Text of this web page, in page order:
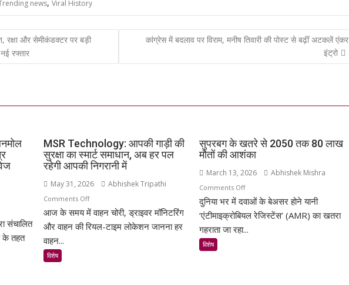
news, Viral History
रक्षा और सेमीकंडक्टर पर बड़ी
रफ्तार
कांग्रेस में बदलाव पर विराम, मनीष तिवारी की पोस्ट से बढ़ीं अटकलें एंकर
इंट्रो
संचालित
के तहत
MSR Technology: आपकी गाड़ी की
सुरक्षा का स्मार्ट समाधान, अब हर पल
रहेगी आपकी निगरानी में
May 31, 2026 Abhishek Tripathi
Comments Offon
MSR
Technology:
आज के समय में वाहन चोरी, ड्राइवर मॉनिटरिंग
और वाहन की रियल-टाइम लोकेशन जानना हर
वाहन...
विशेष
सुपरबग के खतरे से 2050 तक 80 लाख
मौतों की आशंका
March 13, 2026 Abhishek Mishra
Comments Offon
सुपरबग
के
दुनिया भर में दवाओं के बेअसर होने यानी
‘एंटीमाइक्रोबियल रेजिस्टेंस’ (AMR) का खतरा
गहराता जा रहा...
विशेष